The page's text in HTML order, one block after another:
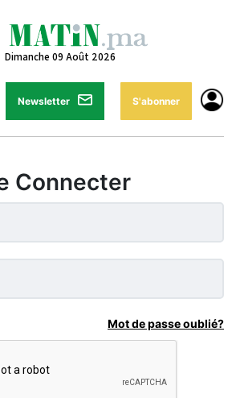
Dimanche 09 Août 2026
Newsletter S'abonner
Connecter
Mot de passe oublié?